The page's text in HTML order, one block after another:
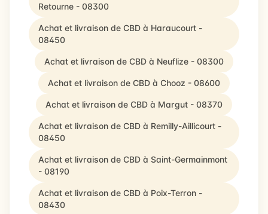
Retourne - 08300
Achat et livraison de CBD à Haraucourt -
08450
Achat et livraison de CBD à Neuflize - 08300
Achat et livraison de CBD à Chooz - 08600
Achat et livraison de CBD à Margut - 08370
Achat et livraison de CBD à Remilly-Aillicourt -
08450
Achat et livraison de CBD à Saint-Germainmont
- 08190
Achat et livraison de CBD à Poix-Terron -
08430